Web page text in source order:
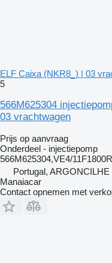
ELF Caixa (NKR8_) | 03
5
566M625304
03 vrachtwagen
Prijs op aanvraag
Onderdeel - injectiepomp
566M625304,VE4/
Portugal, ARGONCILHE
Manaiacar
Contact opnemen met